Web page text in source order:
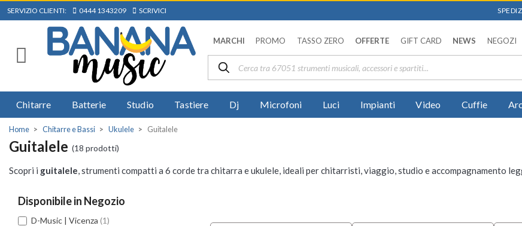
SERVIZIO CLIENTI: 0444 1343209 SCRIVICI
MARCHI PROMO TASSO ZERO OFFERTE GIFT CARD NEWS NEGOZI
Chitarre Batterie Studio Tastiere Dj Microfoni Luci Impianti Video Cuffie
Home Chitarre e Bassi Ukulele Guitalele
Guitalele (18 prodotti)
Scopri i guitalele, strumenti compatti a 6 corde tra chitarra e ukulele, ideali per chitarristi, viaggio, studio e accompagnamento
Disponibile in Negozio
D-Music | Vicenza (1)